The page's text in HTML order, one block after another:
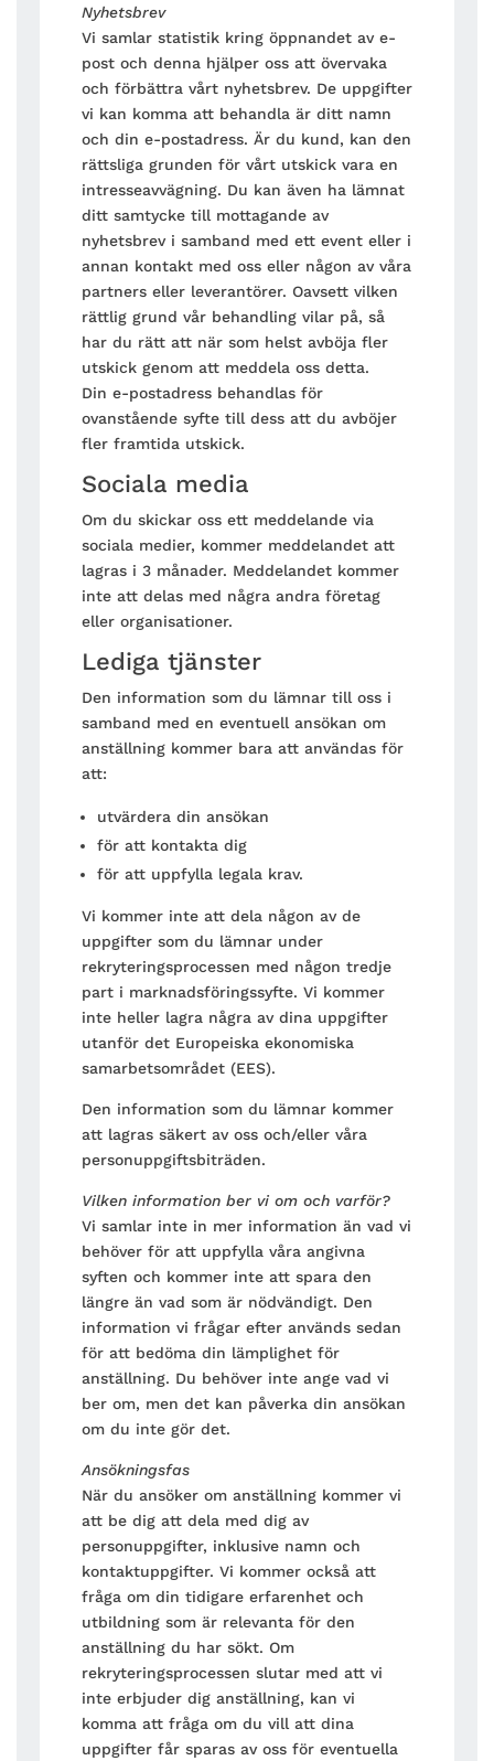
Nyhetsbrev
Vi samlar statistik kring öppnandet av e-
post och denna hjälper oss att övervaka
och förbättra vårt nyhetsbrev. De uppgifter
vi kan komma att behandla är ditt namn
och din e-postadress. Är du kund, kan den
rättsliga grunden för vårt utskick vara en
intresseavvägning. Du kan även ha lämnat
ditt samtycke till mottagande av
nyhetsbrev i samband med ett event eller i
annan kontakt med oss eller någon av våra
partners eller leverantörer. Oavsett vilken
rättlig grund vår behandling vilar på, så
har du rätt att när som helst avböja fler
utskick genom att meddela oss detta.
Din e-postadress behandlas för
ovanstående syfte till dess att du avböjer
fler framtida utskick.
Sociala media
Om du skickar oss ett meddelande via
sociala medier, kommer meddelandet att
lagras i 3 månader. Meddelandet kommer
inte att delas med några andra företag
eller organisationer.
Lediga tjänster
Den information som du lämnar till oss i
samband med en eventuell ansökan om
anställning kommer bara att användas för
att:
utvärdera din ansökan
för att kontakta dig
för att uppfylla legala krav.
Vi kommer inte att dela någon av de
uppgifter som du lämnar under
rekryteringsprocessen med någon tredje
part i marknadsföringssyfte. Vi kommer
inte heller lagra några av dina uppgifter
utanför det Europeiska ekonomiska
samarbetsområdet (EES).
Den information som du lämnar kommer
att lagras säkert av oss och/eller våra
personuppgiftsbiträden.
Vilken information ber vi om och varför?
Vi samlar inte in mer information än vad vi
behöver för att uppfylla våra angivna
syften och kommer inte att spara den
längre än vad som är nödvändigt. Den
information vi frågar efter används sedan
för att bedöma din lämplighet för
anställning. Du behöver inte ange vad vi
ber om, men det kan påverka din ansökan
om du inte gör det.
Ansökningsfas
När du ansöker om anställning kommer vi
att be dig att dela med dig av
personuppgifter, inklusive namn och
kontaktuppgifter. Vi kommer också att
fråga om din tidigare erfarenhet och
utbildning som är relevanta för den
anställning du har sökt. Om
rekryteringsprocessen slutar med att vi
inte erbjuder dig anställning, kan vi
komma att fråga om du vill att dina
uppgifter får sparas av oss för eventuella